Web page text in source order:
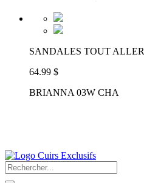
SANDALES TOUT ALLER
64.99 $
BRIANNA 03W CHA